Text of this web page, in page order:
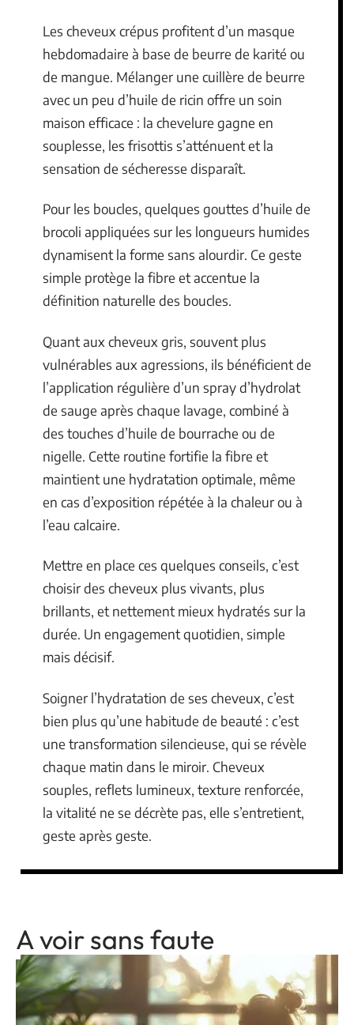
Les cheveux crépus profitent d’un masque
hebdomadaire à base de beurre de karité ou
de mangue. Mélanger une cuillère de beurre
avec un peu d’huile de ricin offre un soin
maison efficace : la chevelure gagne en
souplesse, les frisottis s’atténuent et la
sensation de sécheresse disparaît.
Pour les boucles, quelques gouttes d’huile de
brocoli appliquées sur les longueurs humides
dynamisent la forme sans alourdir. Ce geste
simple protège la fibre et accentue la
définition naturelle des boucles.
Quant aux cheveux gris, souvent plus
vulnérables aux agressions, ils bénéficient de
l’application régulière d’un spray d’hydrolat
de sauge après chaque lavage, combiné à
des touches d’huile de bourrache ou de
nigelle. Cette routine fortifie la fibre et
maintient une hydratation optimale, même
en cas d’exposition répétée à la chaleur ou à
l’eau calcaire.
Mettre en place ces quelques conseils, c’est
choisir des cheveux plus vivants, plus
brillants, et nettement mieux hydratés sur la
durée. Un engagement quotidien, simple
mais décisif.
Soigner l’hydratation de ses cheveux, c’est
bien plus qu’une habitude de beauté : c’est
une transformation silencieuse, qui se révèle
chaque matin dans le miroir. Cheveux
souples, reflets lumineux, texture renforcée,
la vitalité ne se décrète pas, elle s’entretient,
geste après geste.
A voir sans faute